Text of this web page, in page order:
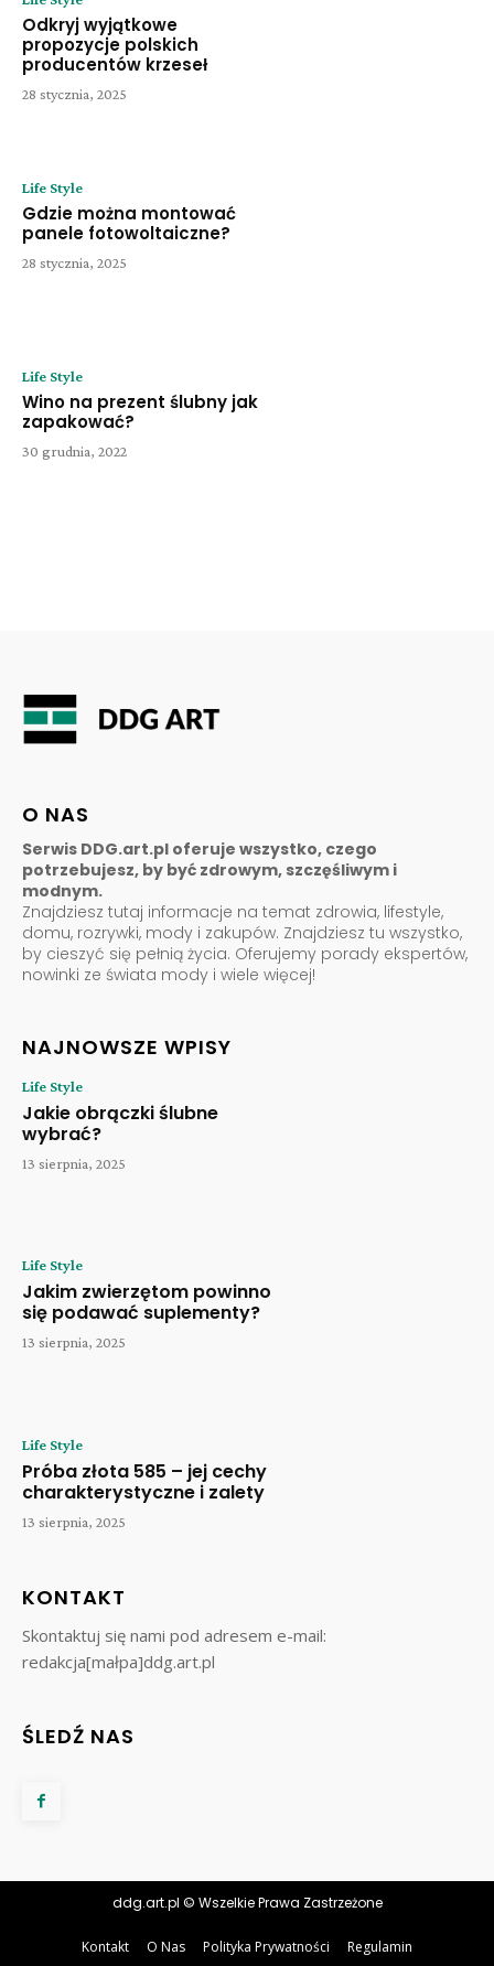
Odkryj wyjątkowe
propozycje polskich
producentów krzeseł
28 stycznia, 2025
Life Style
Gdzie można montować
panele fotowoltaiczne?
28 stycznia, 2025
Life Style
Wino na prezent ślubny jak
zapakować?
30 grudnia, 2022
O NAS
Serwis DDG.art.pl oferuje wszystko, czego
potrzebujesz, by być zdrowym, szczęśliwym i
modnym.
Znajdziesz tutaj informacje na temat zdrowia, lifestyle,
domu, rozrywki, mody i zakupów. Znajdziesz tu wszystko,
by cieszyć się pełnią życia. Oferujemy porady ekspertów,
nowinki ze świata mody i wiele więcej!
NAJNOWSZE WPISY
Life Style
Jakie obrączki ślubne
wybrać?
13 sierpnia, 2025
Life Style
Jakim zwierzętom powinno
się podawać suplementy?
13 sierpnia, 2025
Life Style
Próba złota 585 – jej cechy
charakterystyczne i zalety
13 sierpnia, 2025
KONTAKT
Skontaktuj się nami pod adresem e-mail:
redakcja[małpa]ddg.art.pl
ŚLEDŹ NAS
ddg.art.pl © Wszelkie Prawa Zastrzeżone
Kontakt O Nas Polityka Prywatności Regulamin